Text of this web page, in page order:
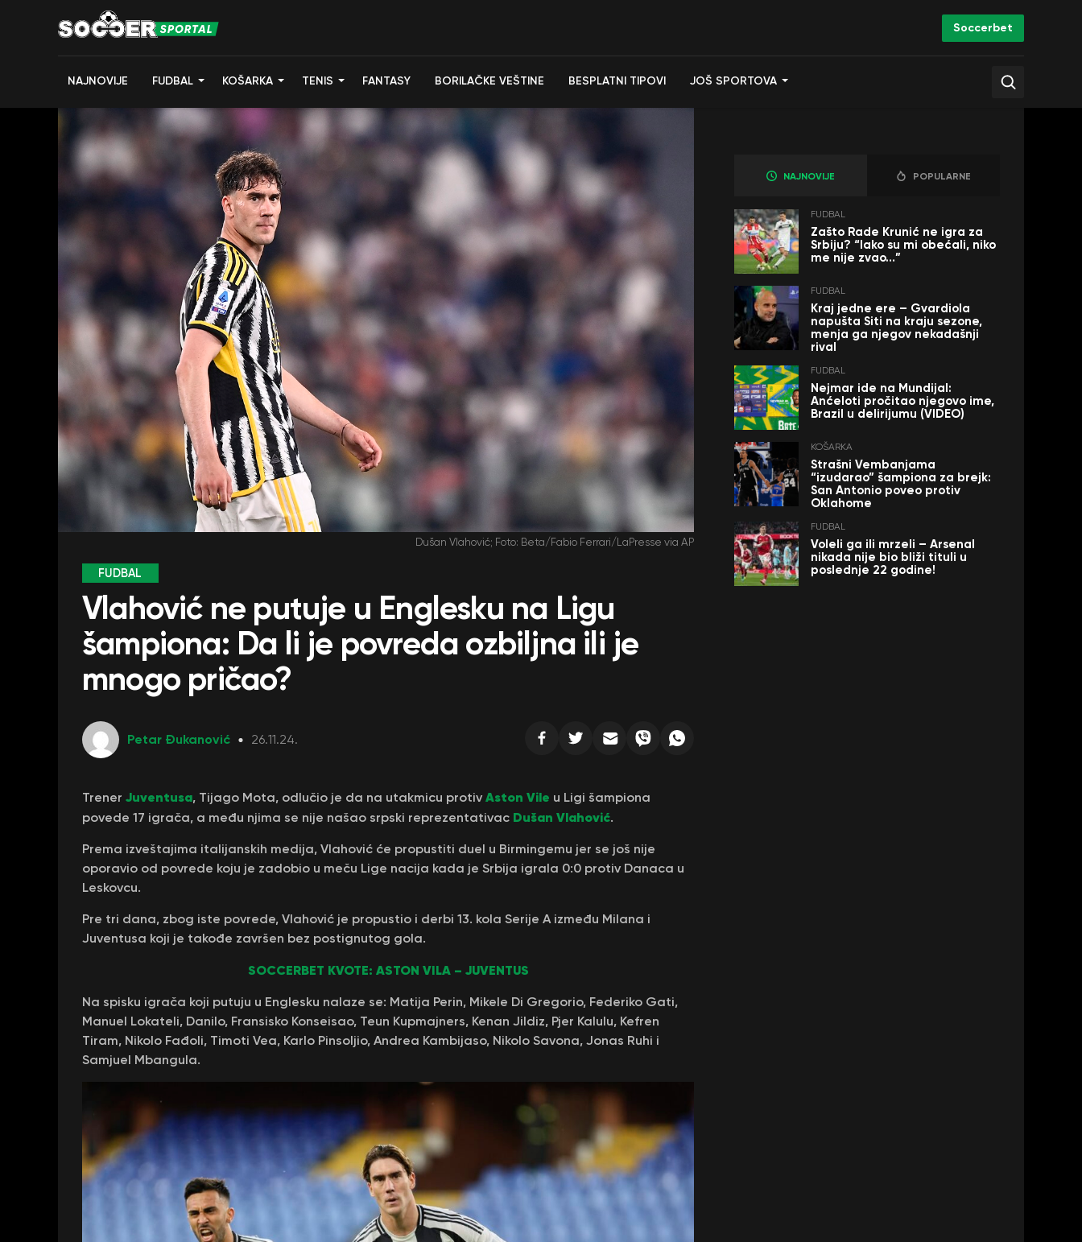
Soccerbet
NAJNOVIJE FUDBAL KOŠARKA TENIS FANTASY BORILAČKE VEŠTINE BESPLATNI TIPOVI JOŠ SPORTOVA
Dušan Vlahović; Foto: Beta/Fabio Ferrari/LaPresse via AP
FUDBAL
Vlahović ne putuje u Englesku na Ligu
šampiona: Da li je povreda ozbiljna ili je
mnogo pričao?
Petar Đukanović 26.11.24.
Trener Juventusa, Tijago Mota, odlučio je da na utakmicu protiv Aston Vile u Ligi šampiona
povede 17 igrača, a među njima se nije našao srpski reprezentativac Dušan Vlahović.
Prema izveštajima italijanskih medija, Vlahović će propustiti duel u Birmingemu jer se još nije
oporavio od povrede koju je zadobio u meču Lige nacija kada je Srbija igrala 0:0 protiv Danaca u
Leskovcu.
Pre tri dana, zbog iste povrede, Vlahović je propustio i derbi 13. kola Serije A između Milana i
Juventusa koji je takođe završen bez postignutog gola.
SOCCERBET KVOTE: ASTON VILA – JUVENTUS
Na spisku igrača koji putuju u Englesku nalaze se: Matija Perin, Mikele Di Gregorio, Federiko Gati,
Manuel Lokateli, Danilo, Fransisko Konseisao, Teun Kupmajners, Kenan Jildiz, Pjer Kalulu, Kefren
Tiram, Nikolo Fađoli, Timoti Vea, Karlo Pinsoljio, Andrea Kambijaso, Nikolo Savona, Jonas Ruhi i
Samjuel Mbangula.
NAJNOVIJE POPULARNE
FUDBAL
Zašto Rade Krunić ne igra za
Srbiju? “Iako su mi obećali, niko
me nije zvao…”
FUDBAL
Kraj jedne ere – Gvardiola
napušta Siti na kraju sezone,
menja ga njegov nekadašnji
rival
FUDBAL
Nejmar ide na Mundijal:
Anćeloti pročitao njegovo ime,
Brazil u delirijumu (VIDEO)
KOŠARKA
Strašni Vembanjama
“izudarao” šampiona za brejk:
San Antonio poveo protiv
Oklahome
FUDBAL
Voleli ga ili mrzeli – Arsenal
nikada nije bio bliži tituli u
poslednje 22 godine!